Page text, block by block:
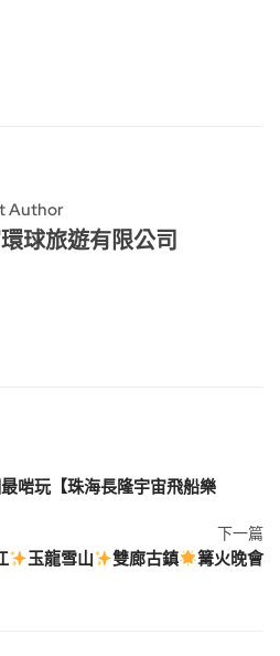
Author
球旅遊有限公司
啱玩【珠海長隆宇宙飛船樂
下一篇
玉龍雪山 雙廊古鎮 篝火晚會